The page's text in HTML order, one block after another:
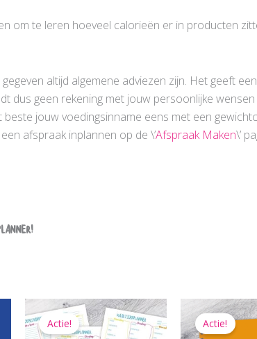
om te leren hoeveel calorieën er in producten
altijd algemene adviezen zijn. Het geeft
dus geen rekening met jouw persoonlijke
jouw voedingsinname eens met een
afspraak inplannen op de \’Afspraak Maken\’
Actie! Actie!